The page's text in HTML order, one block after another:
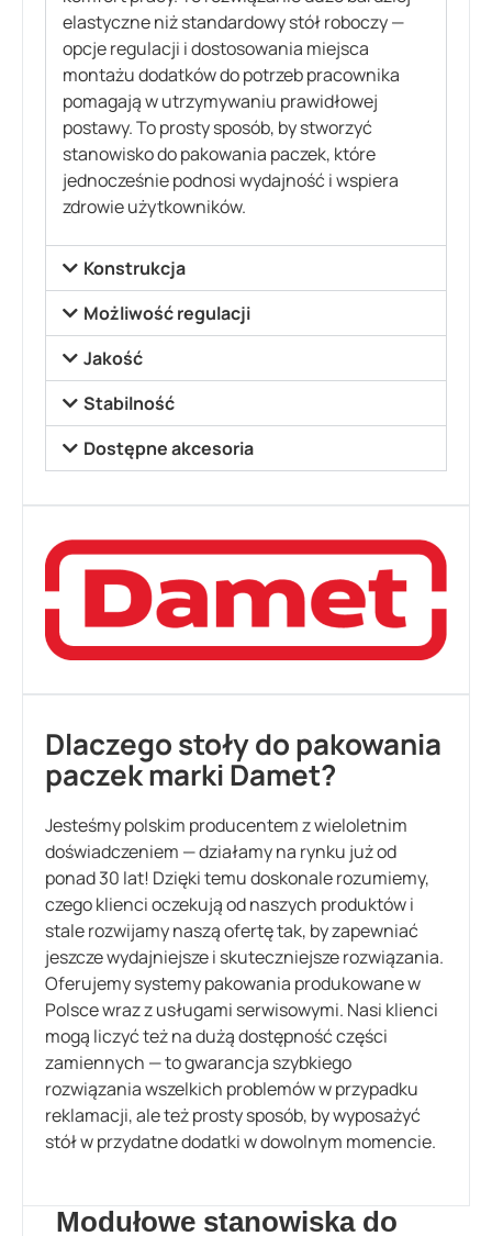
elastyczne niż standardowy stół roboczy —
opcje regulacji i dostosowania miejsca
montażu dodatków do potrzeb pracownika
pomagają w utrzymywaniu prawidłowej
postawy. To prosty sposób, by stworzyć
stanowisko do pakowania paczek, które
jednocześnie podnosi wydajność i wspiera
zdrowie użytkowników.
Konstrukcja
Możliwość regulacji
Jakość
Stabilność
Dostępne akcesoria
Dlaczegostoły do pakowania
paczek marki Damet?
Jesteśmy polskim producentem z wieloletnim
doświadczeniem — działamy na rynku już od
ponad 30 lat! Dzięki temu doskonale rozumiemy,
czego klienci oczekują od naszych produktów i
stale rozwijamy naszą ofertę tak, by zapewniać
jeszcze wydajniejsze i skuteczniejsze rozwiązania.
Oferujemy systemy pakowania produkowane w
Polsce wraz z usługami serwisowymi. Nasi klienci
mogą liczyć też na dużą dostępność części
zamiennych — to gwarancja szybkiego
rozwiązania wszelkich problemów w przypadku
reklamacji, ale też prosty sposób, by wyposażyć
stół w przydatne dodatki w dowolnym momencie.
Modułowe stanowiska do